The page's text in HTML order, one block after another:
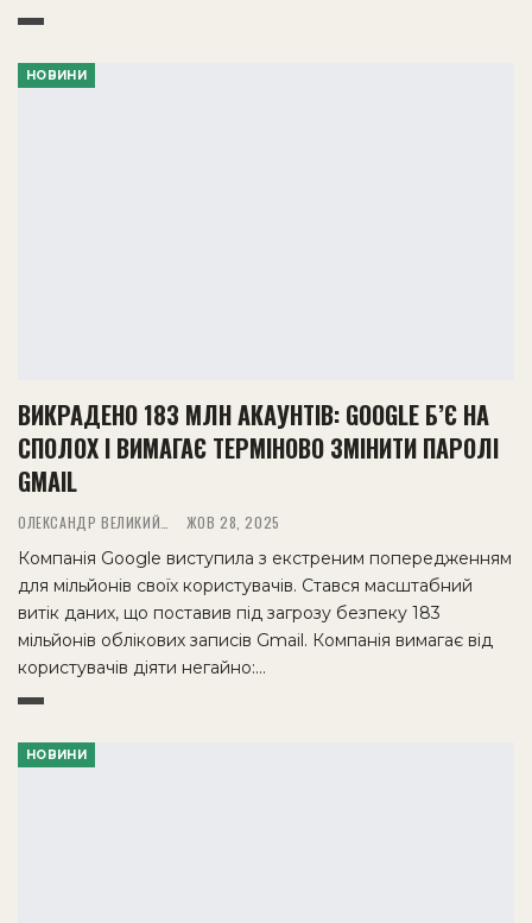
НОВИНИ
ВИКРАДЕНО 183 МЛН АКАУНТІВ: GOOGLE Б’Є НА
СПОЛОХ І ВИМАГАЄ ТЕРМІНОВО ЗМІНИТИ ПАРОЛІ
GMAIL
ЖОВ 28, 2025
Компанія Google виступила з екстреним попередженням
для мільйонів своїх користувачів. Стався масштабний
витік даних, що поставив під загрозу безпеку 183
мільйонів облікових записів Gmail. Компанія вимагає від
користувачів діяти негайно:…
НОВИНИ